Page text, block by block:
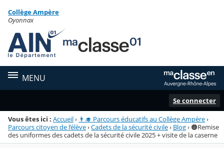
Menu de la rubrique
Contenu
Collège Ampère
Oyonnax
MENU
Se connecter
Vous êtes ici : Accueil› 👨‍🎓 Parcours éducatifs au Collège Ampère›
Parcours citoyen de l’élève›Cadets de la sécurité civile› Blog› 🟠Remise
des uniformes des cadets de la sécurité civile 2025 + visite de la caserne